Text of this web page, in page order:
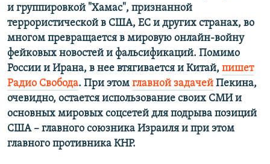
и группировкой "Хамас", признанной
террористической в США, ЕС и других странах, во
многом превращается в мировую онлайн-войну
фейковых новостей и фальсификаций. Помимо
России и Ирана, в нее втягивается и Китай, пишет
Радио Свобода. При этом главной задачей Пекина,
очевидно, остается использование своих СМИ и
основных мировых соцсетей для подрыва позиций
США – главного союзника Израиля и при этом
главного противника КНР.